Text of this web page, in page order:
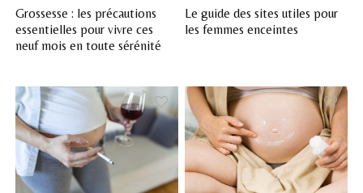
Grossesse : les précautions
essentielles pour vivre ces
neuf mois en toute sérénité
Le guide des sites utiles pour
les femmes enceintes